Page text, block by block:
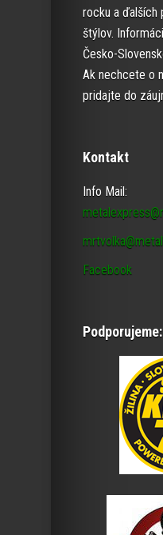
rocku a ďalších
štýlov.
Česko-
Ak nechcete o
pridajte do
Kontakt
Info Mail:
Facebook
Podporujeme: